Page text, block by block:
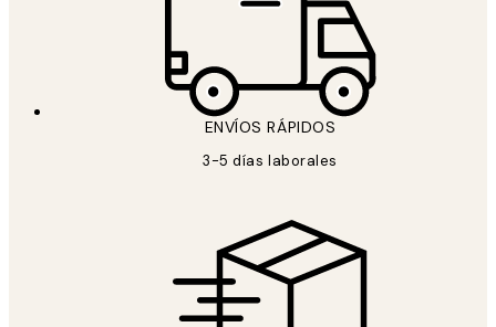
ENVÍOS RÁPIDOS
3-5 días laborales